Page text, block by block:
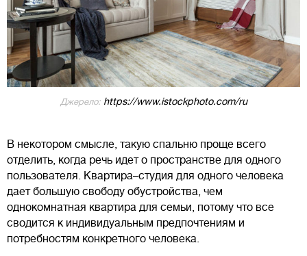
Джерело:https://www.istockphoto.com/ru
В некотором смысле, такую ​​спальню проще всего
отделить, когда речь идет о пространстве для одного
пользователя. Квартира–студия для одного человека
дает большую свободу обустройства, чем
однокомнатная квартира для семьи, потому что все
сводится к индивидуальным предпочтениям и
потребностям конкретного человека.